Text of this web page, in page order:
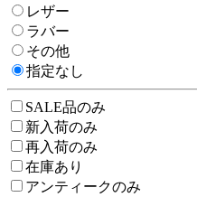
レザー
ラバー
その他
指定なし
SALE品のみ
新入荷のみ
再入荷のみ
在庫あり
アンティークのみ